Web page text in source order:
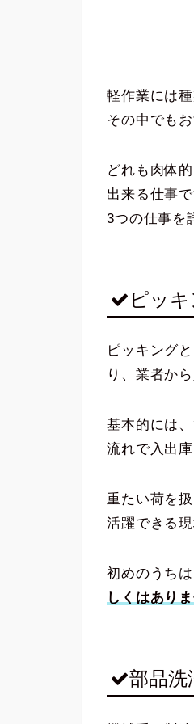
軽作業には
その中でも
どれも肉体
出来る仕事で
3つの仕事を
ピッ
ピッキング
り、業者か
基本的には
流れで入出
重たい荷を
活躍できる現
初めのうち
しくはあり
部品洗